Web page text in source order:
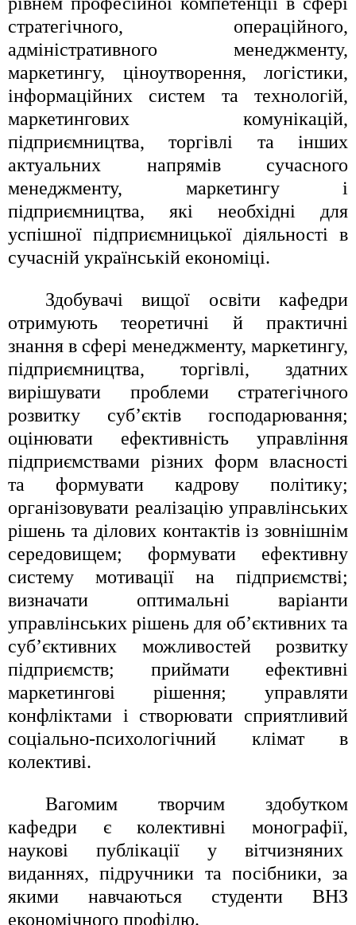
стратегічного, операційного,
адміністративного менеджменту,
маркетингу, ціноутворення, логістики,
інформаційних систем та технологій,
маркетингових комунікацій,
підприємництва, торгівлі та інших
актуальних напрямів сучасного
менеджменту, маркетингу і
підприємництва, які необхідні для
успішної підприємницької діяльності в
сучасній українській економіці.
Здобувачі вищої освіти кафедри
отримують теоретичні й практичні
знання в сфері менеджменту, маркетингу,
підприємництва, торгівлі, здатних
вирішувати
проблеми стратегічного
розвитку суб’єктів господарювання;
оцінювати ефективність управління
підприємствами різних форм власності
та формувати кадрову політику;
організовувати реалізацію управлінських
рішень та ділових контактів із зовнішнім
середовищем; формувати ефективну
систему мотивації на підприємстві;
визначати оптимальні варіанти
управлінських рішень для об’єктивних та
суб’єктивних можливостей розвитку
підприємств; приймати ефективні
маркетингові рішення; управляти
конфліктами і створювати сприятливий
соціально-психологічний клімат в
колективі.
Вагомим творчим здобутком
кафедри є колективні монографії,
наукові публікації у вітчизняних
виданнях, підручники та посібники, за
якими навчаються студенти ВНЗ
економічного профілю.